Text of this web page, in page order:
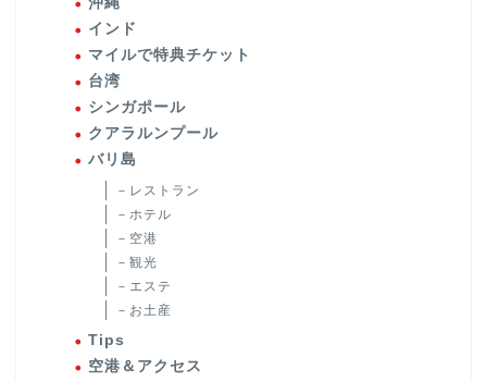
インド
マイルで特典チケット
台湾
シンガポール
クアラルンプール
バリ島
－レストラン
－ホテル
－空港
－観光
－エステ
－お土産
Tips
空港＆アクセス